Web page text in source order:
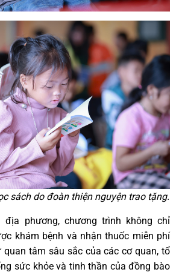
sách do đoàn thiện nguyện trao tặng.
phương, chương trình không chỉ
khám bệnh và nhận thuốc miễn phí
quan tâm sâu sắc của các cơ quan, tổ
sức khỏe và tinh thần của đồng bào